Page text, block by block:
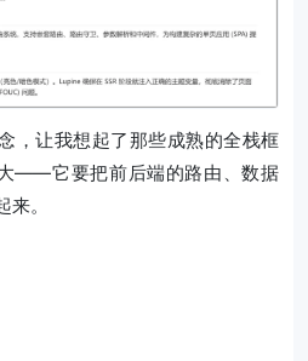
，让我想起了那些成熟的全栈框
——它要把前后端的路由、数据
。